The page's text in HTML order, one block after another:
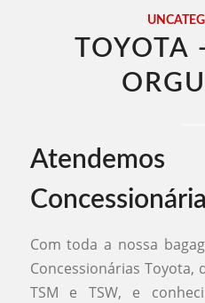
TOYOTA
Com toda a nossa
Concessionárias Toyota,
TSM e TSW, e